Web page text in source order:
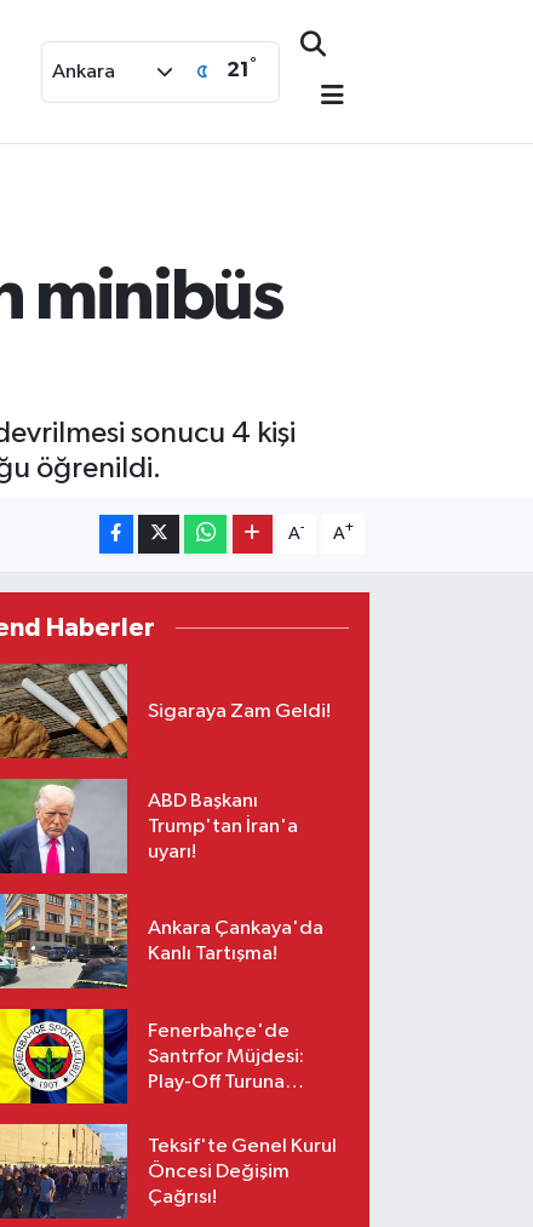
Ankara 21 °
minibüs
sonucu 4 kişi
öğrenildi.
A- A+
Haberler
Sigaraya Zam Geldi!
ABD Başkanı
Trump'tan İran'a
uyarı!
Ankara Çankaya'da
Kanlı Tartışma!
Fenerbahçe'de
Santrfor Müjdesi:
Play-Off Turuna
Teksif'te Genel Kurul
Öncesi Değişim
Çağrısı!